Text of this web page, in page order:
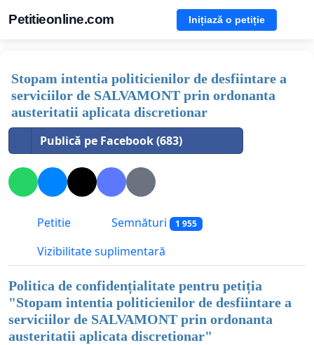
Petitieonline.com Inițiază o petiție
Stopam intentia politicienilor de desfiintare a
serviciilor de SALVAMONT prin ordonanta
austeritatii aplicata discretionar
Publică pe Facebook (683)
Petitie Semnături 1 955
Vizibilitate suplimentară
Politica de confidențialitate pentru petiția
"Stopam intentia politicienilor de desfiintare a
serviciilor de SALVAMONT prin ordonanta
austeritatii aplicata discretionar"